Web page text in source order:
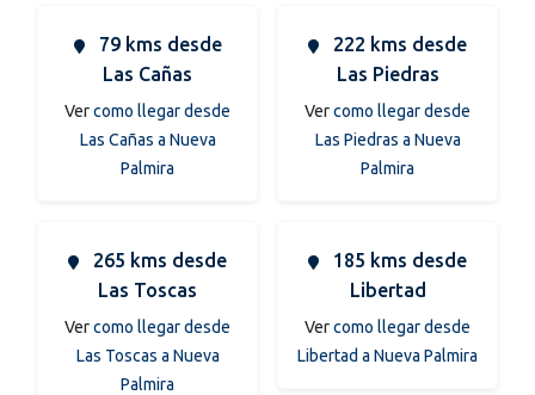
79 kms desde
Las Cañas
Vercomo llegar desde
Las Cañas a Nueva
Palmira
222 kms desde
Las Piedras
Vercomo llegar desde
Las Piedras a Nueva
Palmira
265 kms desde
Las Toscas
Vercomo llegar desde
Las Toscas a Nueva
Palmira
185 kms desde
Libertad
Vercomo llegar desde
Libertad a Nueva Palmira